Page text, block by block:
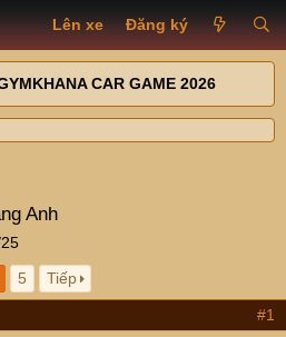
Lên xe Đăng ký
CAR GAME 2026
Anh
5 Tiếp
#1